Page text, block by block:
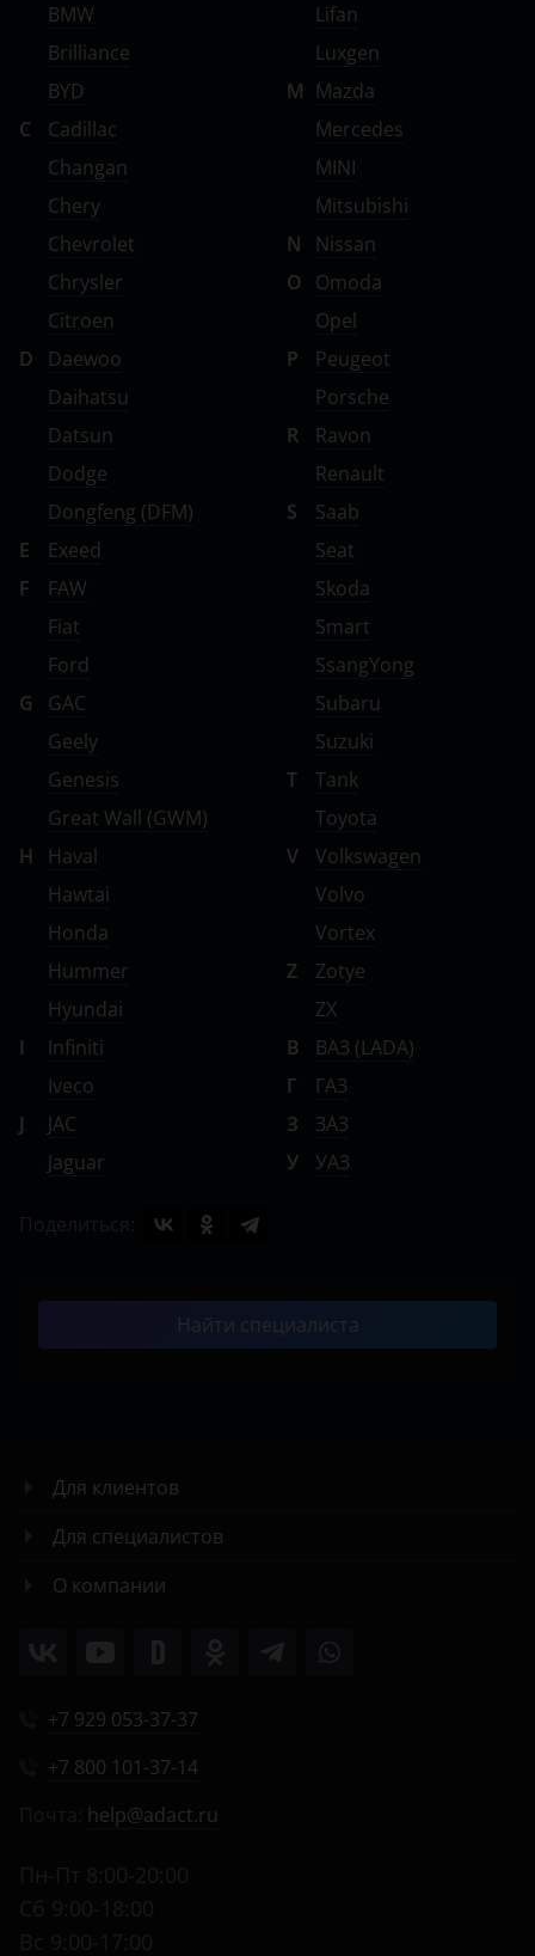
BMW
Brilliance
BYD
C
Cadillac
Changan
Chery
Chevrolet
Chrysler
Citroen
D
Daewoo
Daihatsu
Datsun
Dodge
Dongfeng (DFM)
E
Exeed
F
FAW
Fiat
Ford
G
GAC
Geely
Genesis
Great Wall (GWM)
H
Haval
Hawtai
Honda
Hummer
Hyundai
I
Infiniti
Iveco
J
JAC
Jaguar
Lifan
Luxgen
M Mazda
Mercedes
MINI
Mitsubishi
N
Nissan
O
Omoda
Opel
P
Peugeot
Porsche
R
Ravon
Renault
S
Saab
Seat
Skoda
Smart
SsangYong
Subaru
Suzuki
T
Tank
Toyota
V
Volkswagen
Volvo
Vortex
Z
Zotye
ZX
В
ВАЗ (LADA)
Г
ГАЗ
З
ЗАЗ
У
УАЗ
Найти специалиста
Для клиентов
Для специалистов
О компании
+7 929 053-37-37
+7 800 101-37-14
help@adact.ru